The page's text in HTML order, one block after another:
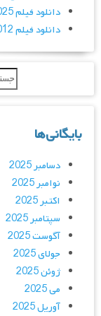
دانلود فیلم The Thing with Feathers 2025
دانلود فیلم Adventure Planet 2012
بایگانی‌ها
دسامبر 2025
نوامبر 2025
اکتبر 2025
سپتامبر 2025
آگوست 2025
جولای 2025
ژوئن 2025
می 2025
آوریل 2025